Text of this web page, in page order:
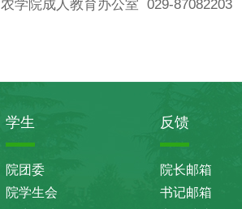
农学院成人教育办公室 029-87082203
学生
院团委
院学生会
反馈
院长邮箱
书记邮箱